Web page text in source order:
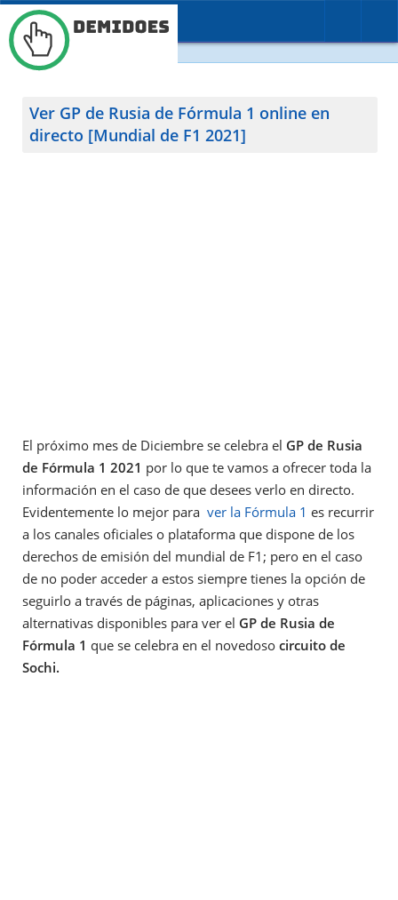
Ver GP de Rusia de Fórmula 1 online en
directo [Mundial de F1 2021]
El próximo mes de Diciembre se celebra el GP de Rusia
de Fórmula 1 2021 por lo que te vamos a ofrecer toda la
información en el caso de que desees verlo en directo.
Evidentemente lo mejor para ver la Fórmula 1 es recurrir
a los canales oficiales o plataforma que dispone de los
derechos de emisión del mundial de F1; pero en el caso
de no poder acceder a estos siempre tienes la opción de
seguirlo a través de páginas, aplicaciones y otras
alternativas disponibles para ver el GP de Rusia de
Fórmula 1 que se celebra en el novedoso circuito de
Sochi.